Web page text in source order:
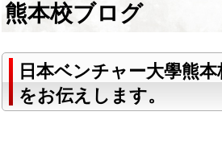
熊本校ブログ
日本ベンチャー大學熊
をお伝えします。